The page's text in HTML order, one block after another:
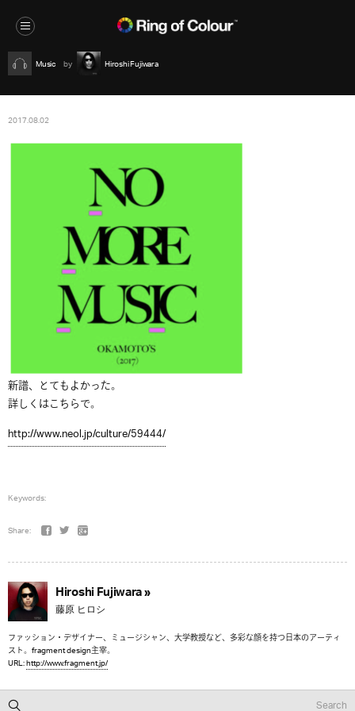
Music Hiroshi Fujiwara
2017.08.02
新譜、とてもよかった。
詳しくはこちらで。
http://www.neol.jp/culture/59444/
Keywords:
Share:
Hiroshi Fujiwara »
藤原 ヒロシ
ファッション・デザイナー、ミュージシャン、大学教授など、多彩な顔を持つ日本のアーティ
スト。fragment design主宰。
URL:http://www.fragment.jp/